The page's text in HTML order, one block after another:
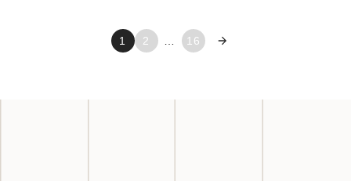
1 2 16 次へ »